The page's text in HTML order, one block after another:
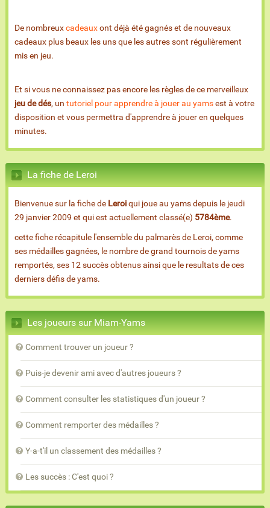
De nombreuxcadeauxont déjà été gagnés et de nouveaux
cadeaux plus beaux les uns que les autres sont régulièrement
mis en jeu.
Et si vous ne connaissez pas encore les règles de ce merveilleux
jeu de dés, un tutoriel pour apprendre à jouer au yamsest à votre
disposition et vous permettra d'apprendre à jouer en quelques
minutes.
La fiche de Leroi
Bienvenue sur la fiche de Leroiqui joue au yams depuis le jeudi
29 janvier 2009 et qui est actuellement classé(e) 5784ème.
cette fiche récapitule l'ensemble du palmarès de Leroi, comme
ses médailles gagnées, le nombre de grand tournois de yams
remportés, ses 12 succès obtenus ainsi que le resultats de ces
derniers défis de yams.
Les joueurs sur Miam-Yams
Comment trouver un joueur ?
Puis-je devenir ami avec d'autres joueurs ?
Comment consulter les statistiques d'un joueur ?
Comment remporter des médailles ?
Y-a-t'il un classement des médailles ?
Les succès : C'est quoi ?